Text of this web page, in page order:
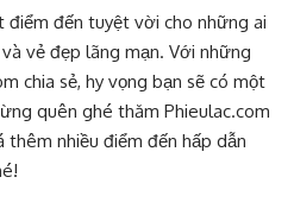
điểm đến tuyệt vời cho những ai
vẻ đẹp lãng mạn. Với những
chia sẻ, hy vọng bạn sẽ có một
quên ghé thăm Phieulac.com
nhiều điểm đến hấp dẫn